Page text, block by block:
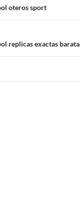
oteros sport
replicas exactas